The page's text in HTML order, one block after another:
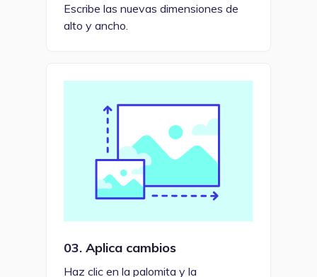
Escribe las nuevas dimensiones de
alto y ancho.
03. Aplica cambios
Haz clic en la palomita y la